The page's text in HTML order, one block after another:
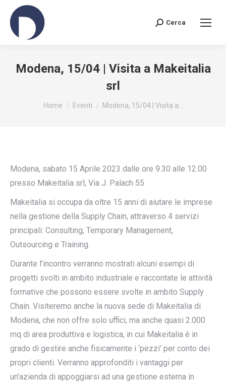
Search:
Cerca
Modena, 15/04 | Visita a Makeitalia
srl
You are here:
Home Eventi Modena, 15/04 | Visita a…
Modena, sabato 15 Aprile 2023 dalle ore 9.30 alle 12.00
presso Makeitalia srl, Via J. Palach 55
Makeitalia si occupa da oltre 15 anni di aiutare le imprese
nella gestione della Supply Chain, attraverso 4 servizi
principali: Consulting, Temporary Management,
Outsourcing e Training.
Durante l’incontro verranno mostrati alcuni esempi di
progetti svolti in ambito industriale e raccontate le attività
formative che possono essere svolte in ambito Supply
Chain. Visiteremo anche la nuova sede di Makeitalia di
Modena, che non offre solo uffici, ma anche quasi 2.000
mq di area produttiva e logistica, in cui Makeitalia è in
grado di gestire anche fisicamente i ‘pezzi’ per conto dei
propri clienti. Verranno approfonditi i vantaggi per
un’azienda di appoggiarsi ad una gestione esterna in